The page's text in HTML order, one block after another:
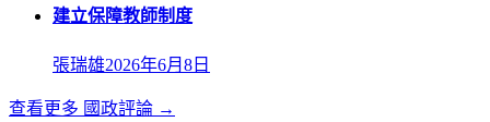
建立保障教師制度
張瑞雄2026年6月8日
查看更多 國政評論 →